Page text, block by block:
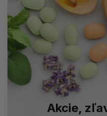
Akcie,